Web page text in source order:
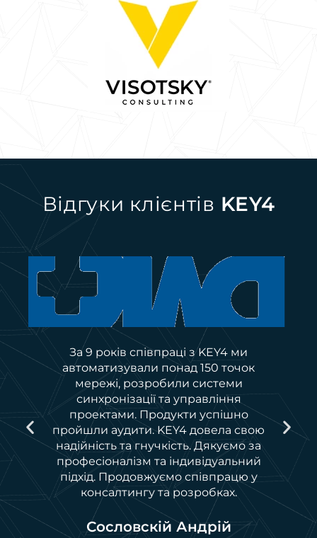
Відгуки клієнтів KEY4
За 9 років співпраці з KEY4 ми
автоматизували понад 150 точок
мережі, розробили системи
синхронізації та управління
проектами. Продукти успішно
пройшли аудити. KEY4 довела свою
надійність та гнучкість. Дякуємо за
професіоналізм та індивідуальний
підхід. Продовжуємо співпрацю у
консалтингу та розробках.
Сословскій Андрій